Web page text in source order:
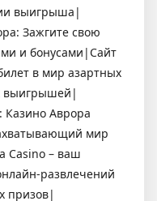
выигрыша|
Зажгите свою
и бонусами|Сайт
в мир азартных
выигрышей|
Казино Аврора
мир
Casino – ваш
развлечений
призов|